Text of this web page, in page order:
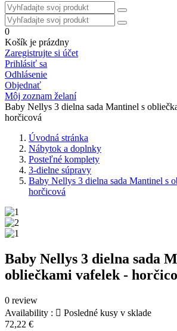
0
Košík je prázdny
Zaregistrujte si účet
Prihlásiť sa
Odhlásenie
Objednať
Môj zoznam želaní
Baby Nellys 3 dielna sada Mantinel s
horčicová
Úvodná stránka
Nábytok a doplnky
Posteľné komplety
3-dielne súpravy
Baby Nellys 3 dielna sada Mantinel s
horčicová
Baby Nellys 3 dielna sada
obliečkami vafelek -
0 review
Availability :  Posledné kusy v sklade
72,22 €